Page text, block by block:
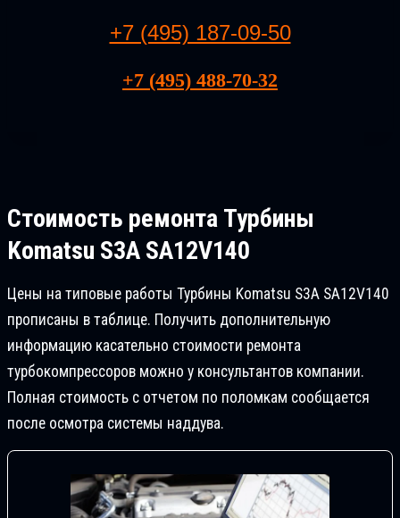
+7 (495) 187-09-50
+7 (495) 488-70-32
Стоимость ремонта Турбины
Komatsu S3A SA12V140
Цены на типовые работы Турбины Komatsu S3A SA12V140
прописаны в таблице. Получить дополнительную
информацию касательно стоимости ремонта
турбокомпрессоров можно у консультантов компании.
Полная стоимость с отчетом по поломкам сообщается
после осмотра системы наддува.